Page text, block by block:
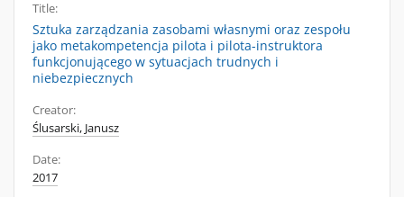
Title:
Sztuka zarządzania zasobami własnymi oraz zespołu
jako metakompetencja pilota i pilota-instruktora
funkcjonującego w sytuacjach trudnych i
niebezpiecznych
Creator:
Ślusarski, Janusz
Date:
2017